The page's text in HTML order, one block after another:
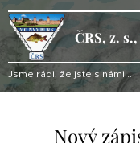
ČRS, z.
Jsme rádi, že jste s námi...
Nový